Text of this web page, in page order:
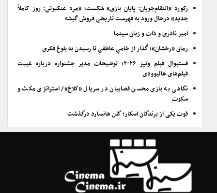
رکورد «انتقام‌جویان: پایان بازی» شکست؛ «مرد عنکبوتی: روز کاملاً
جدید» درحال ورود به فهرست تاریخی فروش گیشه
امیر نادری و ذات و زبان سینما
رمان «رخشان»؛ گُذار از خامیِ عاطفی تا رسیدن به بلوغ فکری
فستیوال فیلم ونیز ۲۰۲۶؛ توضیحات مدیر جشنواره درباره غیبت
فیلم‌های هالیوودی
نگاهی به بازی محسن قصابیان در سریال «کلاغ»/ استراتژی مکث و
سکوت
فوت یکی از برندگان اسکار؛ گلن هانسارد درگذشت